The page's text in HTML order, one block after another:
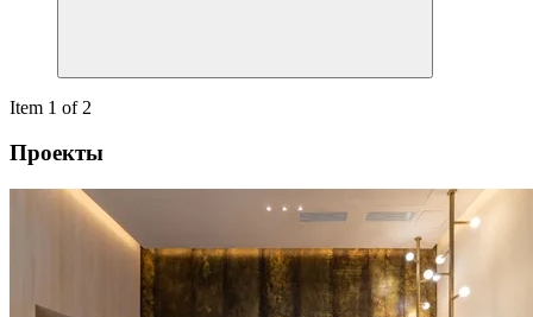
Item 1 of 2
Проекты